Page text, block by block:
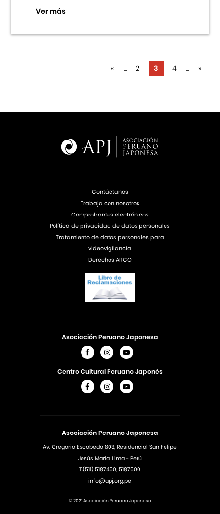
Ver más
« ... 2 3 4 ... »
Asociación Peruano Japonesa
Av. Gregorio Escobedo 803, Residencial San Felipe
Jesús Maria, Lima - Perú
T.(511) 5187450, 5187500
info@apj.org.pe
Asociación Peruano Japonesa
Centro Cultural Peruano Japonés
Contáctanos
Trabaja con nosotros
Comprobantes electrónicos
Política de privacidad de datos personales
Tratamiento de datos personales para
videovigilancia
Derechos ARCO
© 2021 Asociación Peruano Japonesa